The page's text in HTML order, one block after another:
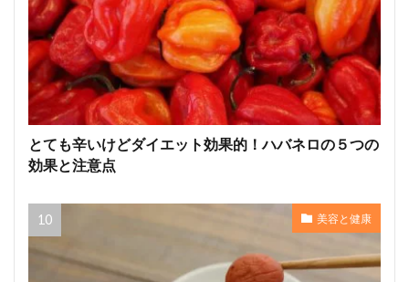
とても辛いけどダイエット効果的！ハバネロの５つの
効果と注意点
美容と健康